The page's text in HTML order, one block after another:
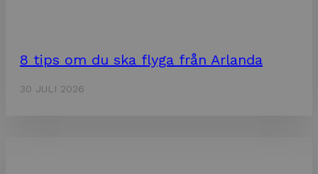
8 tips om du ska flyga från Arlanda
30 JULI 2026